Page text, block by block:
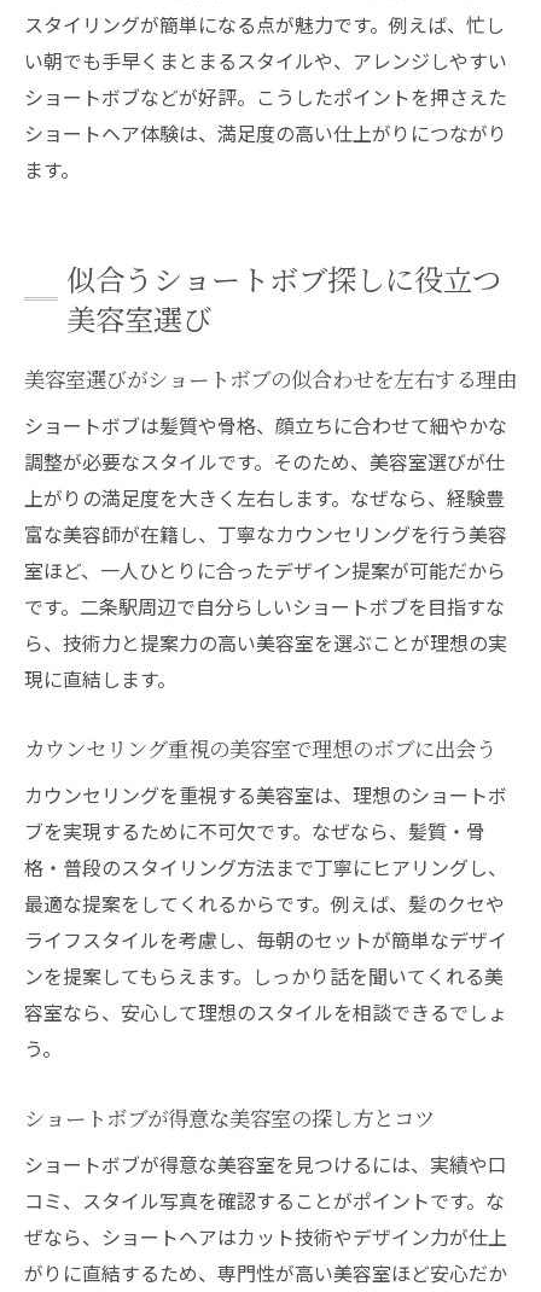
スタイリングが簡単になる点が魅力です。例えば、忙し
い朝でも手早くまとまるスタイルや、アレンジしやすい
ショートボブなどが好評。こうしたポイントを押さえた
ショートヘア体験は、満足度の高い仕上がりにつながり
ます。
似合うショートボブ探しに役立つ
美容室選び
美容室選びがショートボブの似合わせを左右する理由
ショートボブは髪質や骨格、顔立ちに合わせて細やかな
調整が必要なスタイルです。そのため、美容室選びが仕
上がりの満足度を大きく左右します。なぜなら、経験豊
富な美容師が在籍し、丁寧なカウンセリングを行う美容
室ほど、一人ひとりに合ったデザイン提案が可能だから
です。二条駅周辺で自分らしいショートボブを目指すな
ら、技術力と提案力の高い美容室を選ぶことが理想の実
現に直結します。
カウンセリング重視の美容室で理想のボブに出会う
カウンセリングを重視する美容室は、理想のショートボ
ブを実現するために不可欠です。なぜなら、髪質・骨
格・普段のスタイリング方法まで丁寧にヒアリングし、
最適な提案をしてくれるからです。例えば、髪のクセや
ライフスタイルを考慮し、毎朝のセットが簡単なデザイ
ンを提案してもらえます。しっかり話を聞いてくれる美
容室なら、安心して理想のスタイルを相談できるでしょ
う。
ショートボブが得意な美容室の探し方とコツ
ショートボブが得意な美容室を見つけるには、実績や口
コミ、スタイル写真を確認することがポイントです。な
ぜなら、ショートヘアはカット技術やデザイン力が仕上
がりに直結するため、専門性が高い美容室ほど安心だか